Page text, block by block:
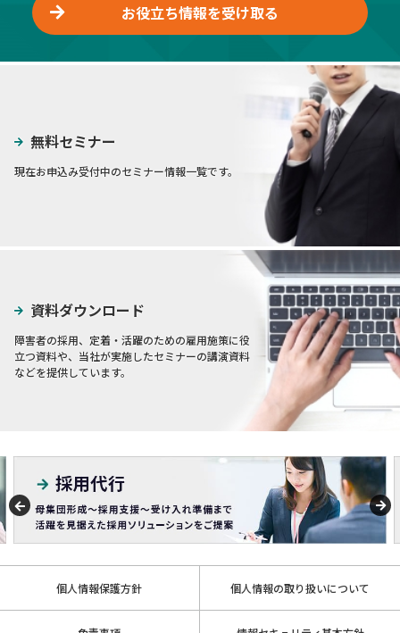
お役立ち情報を受け取る
無料セミナー
現在お申込み受付中のセミナー情報一覧です。
資料ダウンロード
障害者の採用、定着・活躍のための雇用施策に役
立つ資料や、当社が実施したセミナーの講演資料
などを提供しています。
個人情報保護方針 個人情報の取り扱いについて